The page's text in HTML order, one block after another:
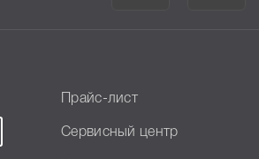
Прайс-лист
Сервисный центр